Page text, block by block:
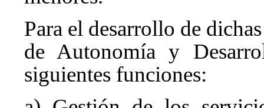
Para el desarrollo de
de Autonomía y
siguientes funciones: